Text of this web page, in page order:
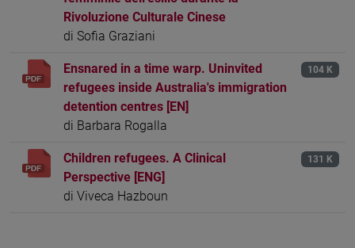
Rivoluzione Culturale Cinese
di Sofia Graziani
Ensnared in a time warp. Uninvited
refugees inside Australia's immigration
detention centres [EN]
di Barbara Rogalla
104 K
Children refugees. A Clinical
Perspective [ENG]
di Viveca Hazboun
131 K